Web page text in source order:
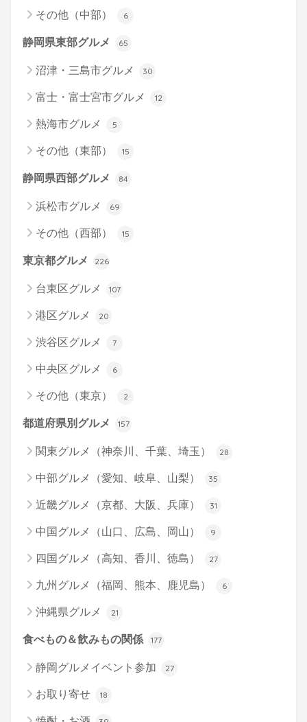
その他（中部） 6
静岡県東部グルメ 65
沼津・三島市グルメ 30
富士・富士宮市グルメ 12
熱海市グルメ 5
その他（東部） 15
静岡県西部グルメ 84
浜松市グルメ 69
その他（西部） 15
東京都グルメ 226
台東区グルメ 107
港区グルメ 20
渋谷区グルメ 7
中央区グルメ 6
その他（東京） 2
都道府県別グルメ 157
関東グルメ（神奈川、千葉、埼玉） 28
中部グルメ（愛知、岐阜、山梨） 35
近畿グルメ（京都、大阪、兵庫） 31
中国グルメ（山口、広島、岡山） 9
四国グルメ（高知、香川、徳島） 27
九州グルメ（福岡、熊本、鹿児島） 6
沖縄県グルメ 21
食べもの＆飲みもの関係 177
静岡グルメイベント参加 27
お取り寄せ 18